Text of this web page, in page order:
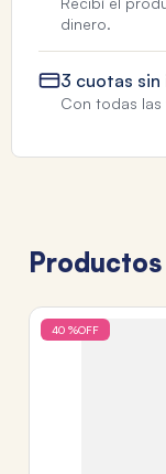
dinero.
3 cuotas sin
Con todas
40 %OFF